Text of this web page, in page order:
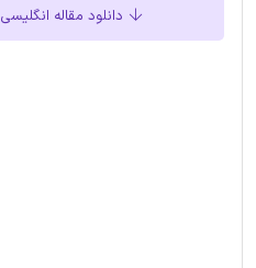
دانلود مقاله انگلیسی